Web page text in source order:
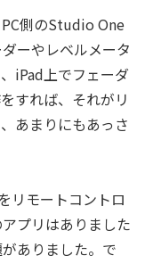
側のStudio One
ーやレベルメータ
iPad上でフェーダ
すれば、それがリ
あまりにもあっさ
リモートコントロ
プリはありました
ありました。で